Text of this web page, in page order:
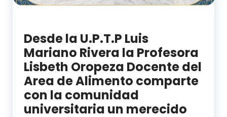
Desde la U.P.T.P Luis
Mariano Rivera la Profesora
Lisbeth Oropeza Docente del
Area de Alimento comparte
con la comunidad
universitaria un merecido